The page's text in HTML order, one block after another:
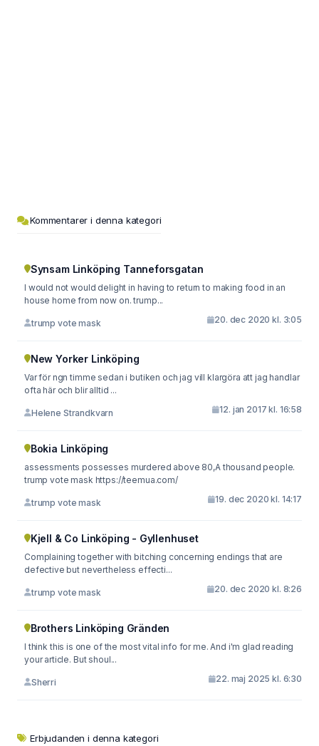
Kommentarer i denna kategori
Synsam Linköping Tanneforsgatan
I would not would delight in having to return to making food in an
house home from now on. trump...
trump vote mask 20. dec 2020 kl. 3:05
New Yorker Linköping
Var för ngn timme sedan i butiken och jag vill klargöra att jag handlar
ofta här och blir alltid ...
Helene Strandkvarn 12. jan 2017 kl. 16:58
Bokia Linköping
assessments possesses murdered above 80,A thousand people.
trump vote mask https://teemua.com/
trump vote mask 19. dec 2020 kl. 14:17
Kjell & Co Linköping - Gyllenhuset
Complaining together with bitching concerning endings that are
defective but nevertheless effecti...
trump vote mask 20. dec 2020 kl. 8:26
Brothers Linköping Gränden
I think this is one of the most vital info for me. And i'm glad reading
your article. But shoul...
Sherri 22. maj 2025 kl. 6:30
Erbjudanden i denna kategori